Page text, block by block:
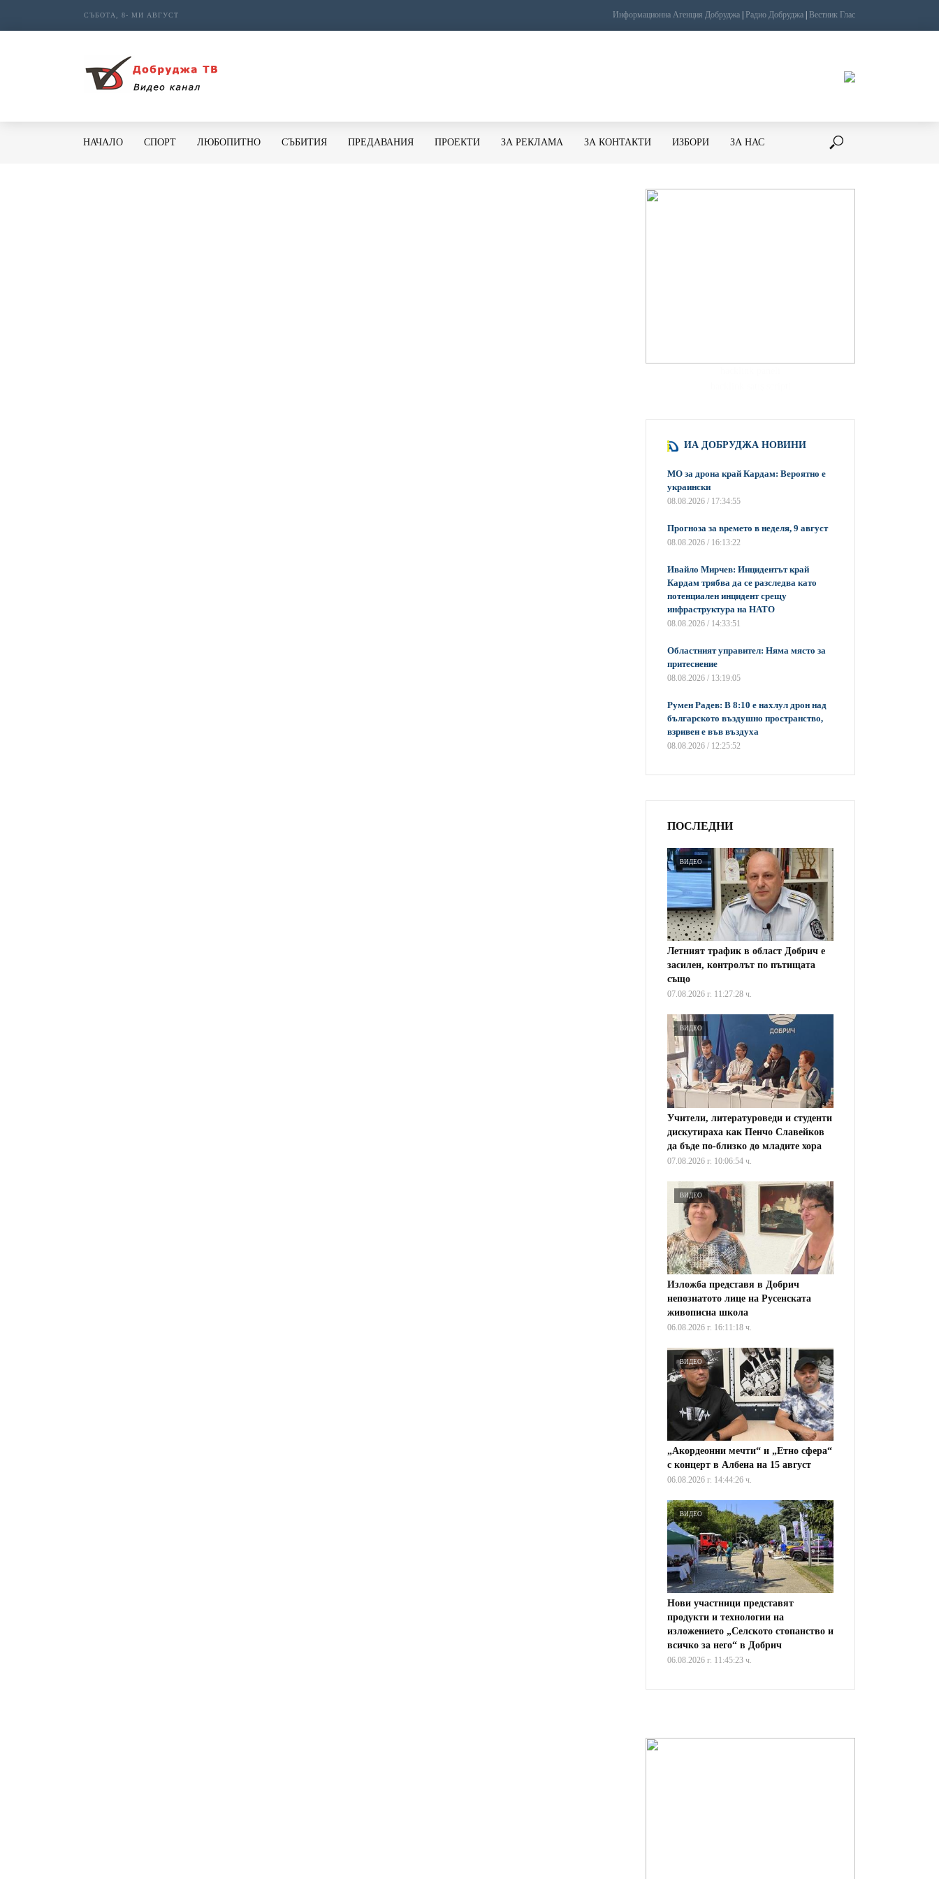
СЪБОТА, 8- МИ АВГУСТ Информационна Агенция Добруджа Радио Добруджа Вестник Глас
НАЧАЛО СПОРТ ЛЮБОПИТНО СЪБИТИЯ ПРЕДАВАНИЯ ПРОЕКТИ ЗА РЕКЛАМА ЗА КОНТАКТИ ИЗБОРИ ЗА НАС
ИА ДОБРУДЖА НОВИНИ
МО за дрона край Кардам: Вероятно е
украински
08.08.2026 / 17:34:55
Прогноза за времето в неделя, 9 август
08.08.2026 / 16:13:22
Ивайло Мирчев: Инцидентът край
Кардам трябва да се разследва като
потенциален инцидент срещу
инфраструктура на НАТО
08.08.2026 / 14:33:51
Областният управител: Няма място за
притеснение
08.08.2026 / 13:19:05
Румен Радев: В 8:10 е нахлул дрон над
българското въздушно пространство,
взривен е във въздуха
08.08.2026 / 12:25:52
ПОСЛЕДНИ
ВИДЕО
Летният трафик в област Добрич е
засилен, контролът по пътищата
също
07.08.2026 г. 11:27:28 ч.
ВИДЕО
Учители, литературоведи и студенти
дискутираха как Пенчо Славейков
да бъде по-близко до младите хора
07.08.2026 г. 10:06:54 ч.
ВИДЕО
Изложба представя в Добрич
непознатото лице на Русенската
живописна школа
06.08.2026 г. 16:11:18 ч.
ВИДЕО
„Акордеонни мечти“ и „Етно сфера“
с концерт в Албена на 15 август
06.08.2026 г. 14:44:26 ч.
ВИДЕО
Нови участници представят
продукти и технологии на
изложението „Селското стопанство и
всичко за него“ в Добрич
06.08.2026 г. 11:45:23 ч.